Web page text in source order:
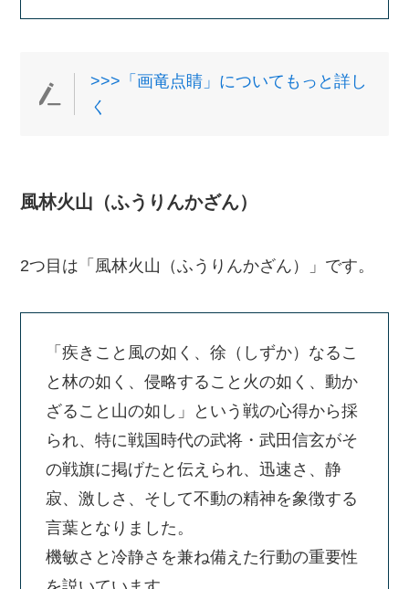
>>>「画竜点睛」についてもっと詳し
く
風林火山（ふうりんかざん）
2つ目は「風林火山（ふうりんかざん）」です。
「疾きこと風の如く、徐（しずか）なるこ
と林の如く、侵略すること火の如く、動か
ざること山の如し」という戦の心得から採
られ、特に戦国時代の武将・武田信玄がそ
の戦旗に掲げたと伝えられ、迅速さ、静
寂、激しさ、そして不動の精神を象徴する
言葉となりました。
機敏さと冷静さを兼ね備えた行動の重要性